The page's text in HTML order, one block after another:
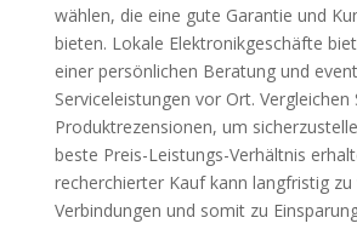
wählen, die eine gute Garantie und
bieten. Lokale Elektronikgeschäfte
einer persönlichen Beratung und
Serviceleistungen vor Ort. Vergleichen
Produktrezensionen, um
beste Preis-Leistungs-Verhältnis
recherchierter Kauf kann langfristig
Verbindungen und somit zu